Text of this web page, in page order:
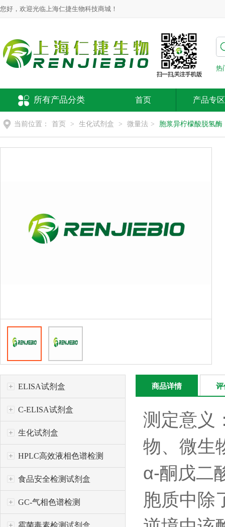
您好，欢迎光临上海仁捷生物科技商城！
热
所有产品分类 首页 产品专区
当前位置： 首页 > 生化试剂盒 > 微量法 > 胞浆异柠檬酸脱氢
ELISA试剂盒
C-ELISA试剂盒
生化试剂盒
HPLC高效液相色谱检测
食品安全检测试剂盒
GC-气相色谱检测
霉菌毒素检测试剂盒
商品详情 评
测定意义
物、微生
α-酮戊二
胞质中除